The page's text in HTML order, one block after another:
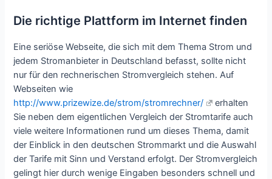
Die richtige Plattform im Internet finden
Eine seriöse Webseite, die sich mit dem Thema Strom und
jedem Stromanbieter in Deutschland befasst, sollte nicht
nur für den rechnerischen Stromvergleich stehen. Auf
Webseiten wie
http://www.prizewize.de/strom/stromrechner/
erhalten
Sie neben dem eigentlichen Vergleich der Stromtarife auch
viele weitere Informationen rund um dieses Thema, damit
der Einblick in den deutschen Strommarkt und die Auswahl
der Tarife mit Sinn und Verstand erfolgt. Der Stromvergleich
gelingt hier durch wenige Eingaben besonders schnell und